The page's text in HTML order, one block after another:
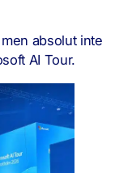
absolut inte
AI Tour.